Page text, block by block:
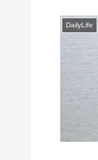
DailyLife